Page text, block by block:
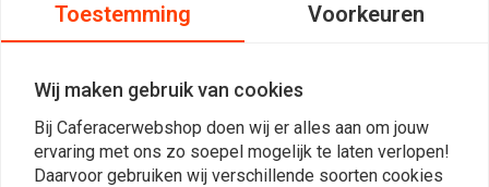
All Balls Carburateur Revisie Set Model 26-1626 Voor: Honda VT1100C2
06-07 BELANGRIJK: Afbeelding is alleen ter indicatie. Om de kit visueel
set past bij uw motorfiets.
Reviews
Toestemming Voorkeuren
Wij maken gebruik van cookies
Bij Caferacerwebshop doen wij er alles aan om jouw
ervaring met ons zo soepel mogelijk te laten verlopen!
Daarvoor gebruiken wij verschillende soorten cookies